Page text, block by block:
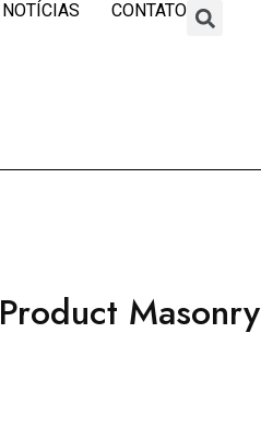
NOTÍCIAS CONTATO
Product Masonry